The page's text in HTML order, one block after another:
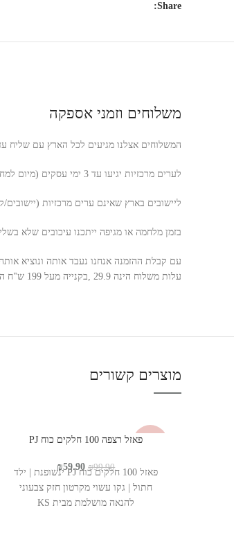
Share:
משלוחים וזמני אספקה
המשלוחים אצלנו מגיעים לכל הארץ עם שליח
לערים מרכזיות יגיעו עד 3 ימי עסקים (מיום למחרת ההזמנה יתחילו להיחשב ימי העסקים)
ליישובים בארץ שאינם ערים מרכזיות (יישובים/
בזמן מלחמה או מגיפה ייתכנו עיכובים שלא
עם קבלת ההזמנה אנחנו נעבד אותה ונוציא אותה
עלות משלוח הינה 29.9 ,בקנייה מעל 199 ש"ח המשלוח עלינו!
מוצרים קשורים
-40%פאזל רצפה 100 חלקים כוח PJ
₪99.90
המחיר
היה:
₪99.90.
₪59.90 המחיר
הוא:
₪59.90.
פאזל 100 חלקים כוח PJ ינשופנת | ילד
חתול | גקו עשוי מקרטון חזק צבעוני
להנאה מושלמת מבית KS